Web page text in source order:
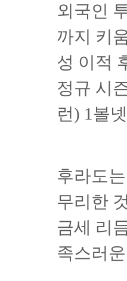
외국인
까지 키
성 이적
정규 시
런) 1볼
후라도
무리한
금세 리
족스러